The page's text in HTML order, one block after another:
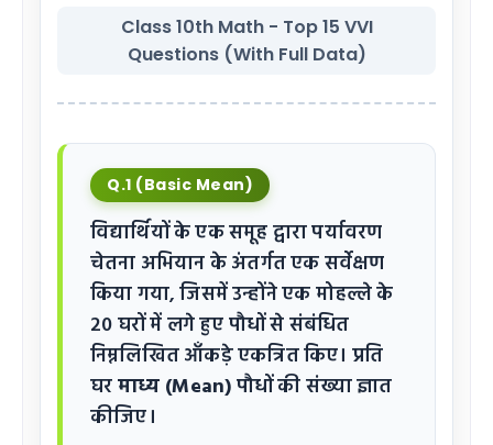
Class 10th Math - Top 15 VVI
Questions (With Full Data)
Q.1 (Basic Mean)
विद्यार्थियों के एक समूह द्वारा पर्यावरण
चेतना अभियान के अंतर्गत एक सर्वेक्षण
किया गया, जिसमें उन्होंने एक मोहल्ले के
20 घरों में लगे हुए पौधों से संबंधित
निम्नलिखित आँकड़े एकत्रित किए। प्रति
घरमाध्य (Mean)पौधों की संख्या ज्ञात
कीजिए।